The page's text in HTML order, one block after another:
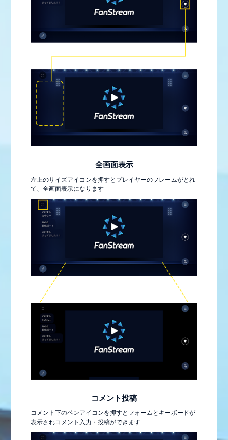
全画面表示
左上のサイズアイコンを押すとプレイヤーのフレームがとれ
て、全画面表示になります
コメント投稿
コメント下のペンアイコンを押すとフォームとキーボードが
表示されコメント入力・投稿ができます